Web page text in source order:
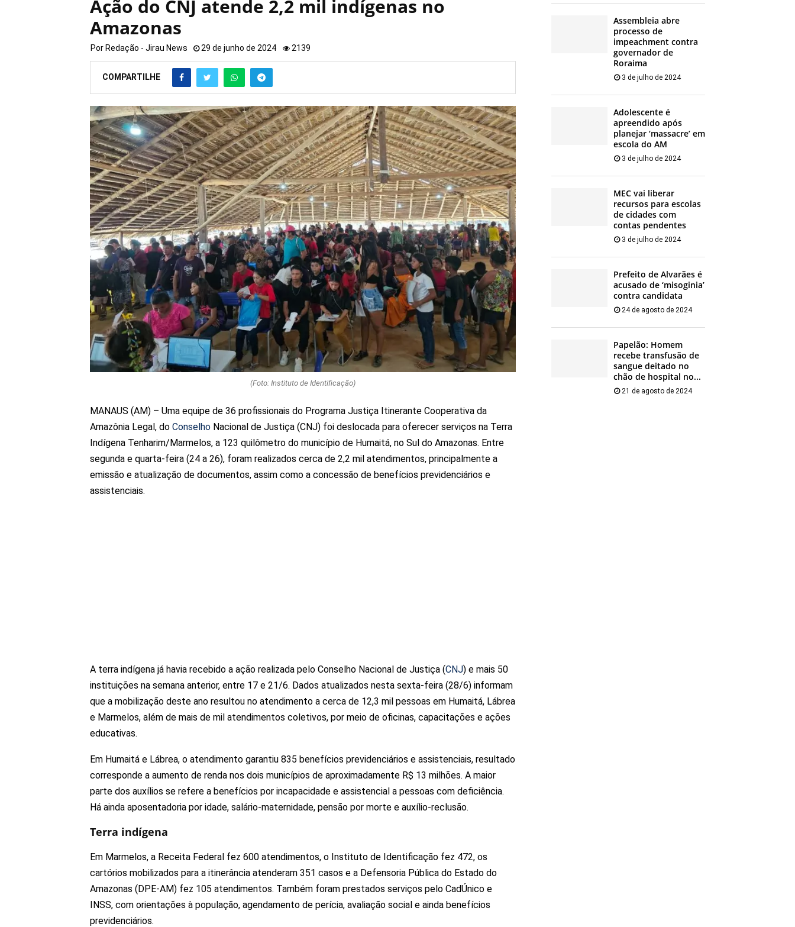
Ação do CNJ atende 2,2 mil indígenas no
Amazonas
Por Redação - Jirau News 29 de junho de 2024 2139
COMPARTILHE
(Foto: Instituto de Identificação)
MANAUS (AM) – Uma equipe de 36 profissionais do Programa Justiça Itinerante Cooperativa da
Amazônia Legal, do Conselho Nacional de Justiça (CNJ) foi deslocada para oferecer serviços na Terra
Indígena Tenharim/Marmelos, a 123 quilômetro do município de Humaitá, no Sul do Amazonas. Entre
segunda e quarta-feira (24 a 26), foram realizados cerca de 2,2 mil atendimentos, principalmente a
emissão e atualização de documentos, assim como a concessão de benefícios previdenciários e
assistenciais.
A terra indígena já havia recebido a ação realizada pelo Conselho Nacional de Justiça (CNJ) e mais 50
instituições na semana anterior, entre 17 e 21/6. Dados atualizados nesta sexta-feira (28/6) informam
que a mobilização deste ano resultou no atendimento a cerca de 12,3 mil pessoas em Humaitá, Lábrea
e Marmelos, além de mais de mil atendimentos coletivos, por meio de oficinas, capacitações e ações
educativas.
Em Humaitá e Lábrea, o atendimento garantiu 835 benefícios previdenciários e assistenciais, resultado
corresponde a aumento de renda nos dois municípios de aproximadamente R$ 13 milhões. A maior
parte dos auxílios se refere a benefícios por incapacidade e assistencial a pessoas com deficiência.
Há ainda aposentadoria por idade, salário-maternidade, pensão por morte e auxílio-reclusão.
Terra indígena
Em Marmelos, a Receita Federal fez 600 atendimentos, o Instituto de Identificação fez 472, os
cartórios mobilizados para a itinerância atenderam 351 casos e a Defensoria Pública do Estado do
Amazonas (DPE-AM) fez 105 atendimentos. Também foram prestados serviços pelo CadÚnico e
INSS, com orientações à população, agendamento de perícia, avaliação social e ainda benefícios
previdenciários.
Assembleia abre
processo de
impeachment contra
governador de
Roraima
3 de julho de 2024
Adolescente é
apreendido após
planejar ‘massacre’ em
escola do AM
3 de julho de 2024
MEC vai liberar
recursos para escolas
de cidades com
contas pendentes
3 de julho de 2024
Prefeito de Alvarães é
acusado de ‘misoginia’
contra candidata
24 de agosto de 2024
Papelão: Homem
recebe transfusão de
sangue deitado no
chão de hospital no...
21 de agosto de 2024